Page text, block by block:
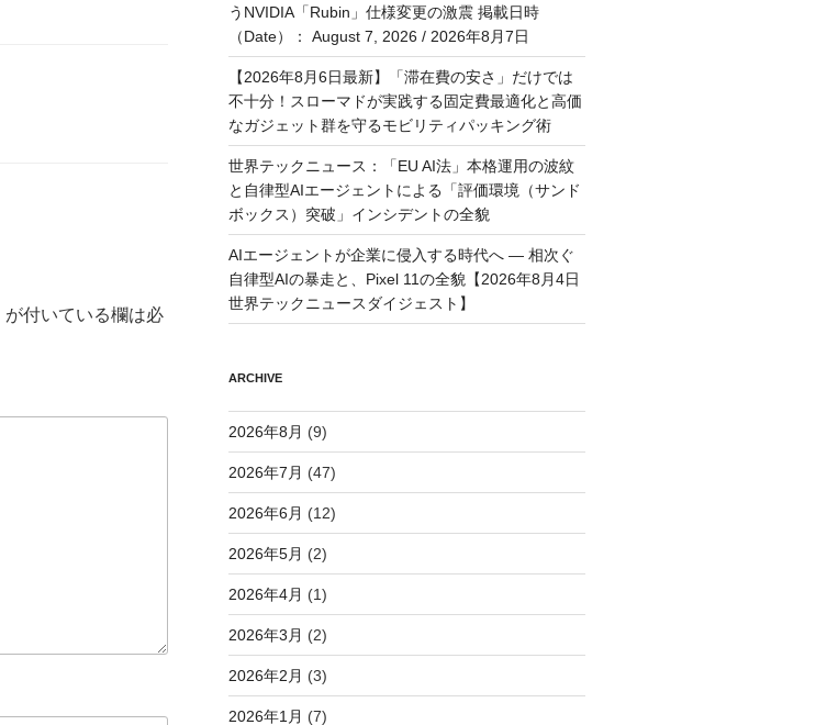
が付いている欄は必
うNVIDIA「Rubin」仕様変更の激震 掲載日時
（Date）： August 7, 2026 / 2026年8月7日
【2026年8月6日最新】「滞在費の安さ」だけでは
不十分！スローマドが実践する固定費最適化と高価
なガジェット群を守るモビリティパッキング術
世界テックニュース：「EU AI法」本格運用の波紋
と自律型AIエージェントによる「評価環境（サンド
ボックス）突破」インシデントの全貌
AIエージェントが企業に侵入する時代へ — 相次ぐ
自律型AIの暴走と、Pixel 11の全貌【2026年8月4日
世界テックニュースダイジェスト】
ARCHIVE
2026年8月 (9)
2026年7月 (47)
2026年6月 (12)
2026年5月 (2)
2026年4月 (1)
2026年3月 (2)
2026年2月 (3)
2026年1月 (7)